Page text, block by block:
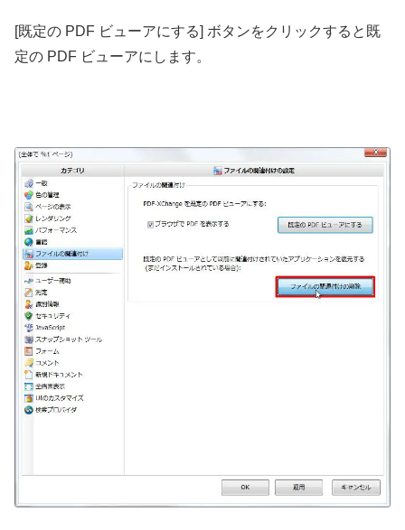
[既定の PDF ビューアにする] ボタンをクリックすると既
定の PDF ビューアにします。